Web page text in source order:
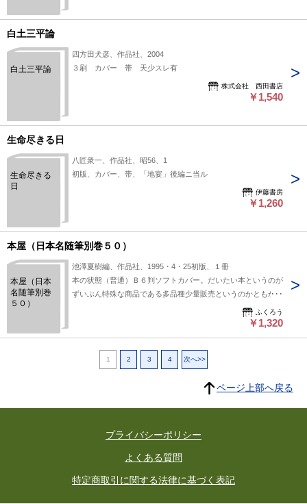
白土三平論
白土三平論
四方田犬彦、作品社、2004
３刷 カバー 帯 天少スレ有
株式会社 西田書店
￥1,540
生命尽きる日
生命尽きる
日
八匠衆一、作品社、昭56、1
初版、カバー、帯、「地宴」後編ニ当ル
伊藤書房
￥1,260
本屋（日本名随筆別巻５０）
本屋（日本
名随筆別巻
５０）
池澤夏樹編、作品社、1995・4・25初版、１冊
本の状態（普通）Ｂ６判ソフトカバー。だいたい本というのが
ずいぶん特殊な商品である多品種少量販売というのかともかく
ふくろう
￥1,320
1 2 3 4 次へ>>
ページ上部へ戻る
プライバシーポリシー
よくある質問
特定商取引に関する法律に基づく表記